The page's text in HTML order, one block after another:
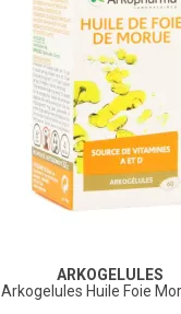
ARKOGELULES
Arkogelules Huile Foie